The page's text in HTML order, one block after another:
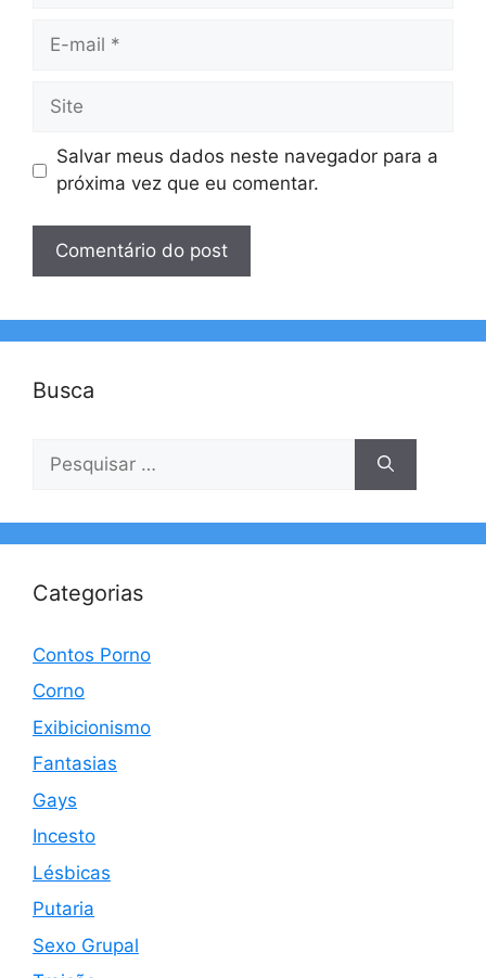
Site
Salvar meus dados neste navegador para a
próxima vez que eu comentar.
Busca
por:
Categorias
Contos Porno
Corno
Exibicionismo
Fantasias
Gays
Incesto
Lésbicas
Putaria
Sexo Grupal